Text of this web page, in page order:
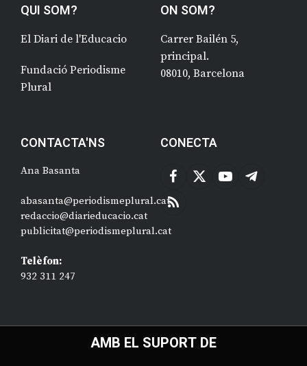
QUI SOM?
El Diari de l'Educacio
Fundació Periodisme
Plural
ON SOM?
Carrer Bailén 5,
principal.
08010, Barcelona
CONTACTA'NS
Ana Basanta
abasanta@periodismeplural.cat
redaccio@diarieducacio.cat
publicitat@periodismeplural.cat
Telèfon:
932 311 247
CONECTA
Facebook
X
YouTubeTelegram
RSS
AMB EL SUPORT DE